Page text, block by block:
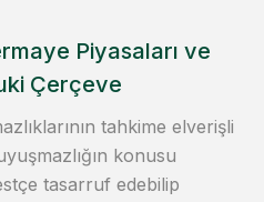
Piyasaları ve
Çerçeve
tahkime elverişli
konusu
tasarruf edebilip